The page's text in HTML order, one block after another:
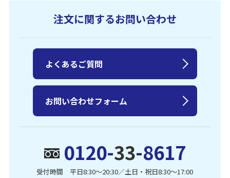
注文に関するお問い合わせ
0120-33-8617
受付時間 平日8:30〜20:30／土日・祝日8:30〜17:00
よくあるご質問
お問い合わせフォーム